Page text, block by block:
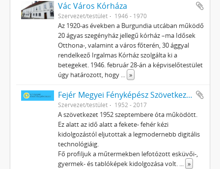
Vác Város Kórháza
Szervezet/testület 1946 - 1970
Az 1920-as években a Burgundia utcában működő
20 ágyas szegényház jellegű kórház –ma Idősek
Otthona-, valamint a város főterén, 30 ággyal
rendelkező Irgalmas Kórház szolgálta ki a
betegeket. 1946. február 28-án a képviselőtestület
úgy határozott, hogy ... »
Fejér Megyei Fényképész Szövetkezet
Szervezet/testület 1952 - 2017
A szövetkezet 1952 szeptembere óta működött.
Ez alatt az idő alatt a fekete- fehér kézi
kidolgozástól eljutottak a legmodernebb digitális
technológiáig.
Fő profiljuk a műtermekben lefotózott esküvői-,
gyermek- és tablóképek kidolgozása volt. ... »